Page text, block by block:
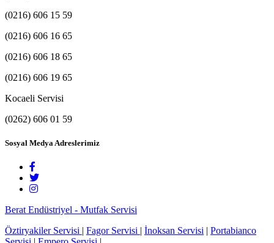
(0216) 606 15 59
(0216) 606 16 65
(0216) 606 18 65
(0216) 606 19 65
Kocaeli Servisi
(0262) 606 01 59
Sosyal Medya Adreslerimiz
Berat Endüstriyel - Mutfak Servisi
Öztiryakiler Servisi | Fagor Servisi | İnoksan Servisi | Portabianco